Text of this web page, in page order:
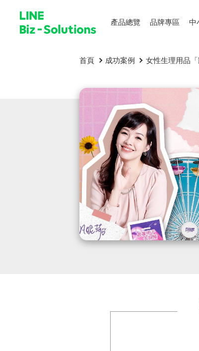
產品總覽 品牌專區 中
首頁 成功案例 女性生理用品